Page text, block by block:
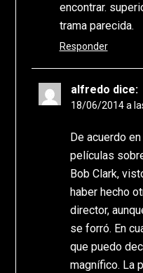
encontrar.
trama parecida.
Responder
alfredo dice:
18/06/2014 a
De acuerdo
películas
Bob Clark,
haber hecho
director,
se forró. En
que puedo
magnífico. La